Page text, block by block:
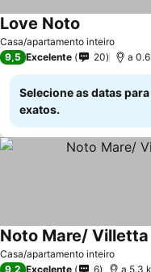
Casa/apartamento inteiro
Love Noto
9,5 Excelente 20 a
Selecione as datas
exatos.
Casa/apartamento inteiro
Noto Mare/
9,2 Excelente 6 a 5.3